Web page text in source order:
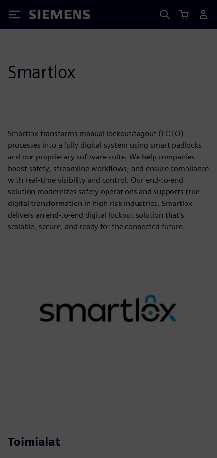
Siemens
Smartlox
Smartlox transforms manual lockout/tagout (LOTO)
processes into a fully digital system using smart padlocks
and our proprietary software suite. We help companies
boost safety, streamline workflows, and ensure compliance
with real-time visibility and control. Our end-to-end
solution modernizes safety operations and supports true
digital transformation in high-risk industries. Smartlox
delivers an end-to-end digital lockout solution that’s
scalable, secure, and ready for the connected future.
Toimialat